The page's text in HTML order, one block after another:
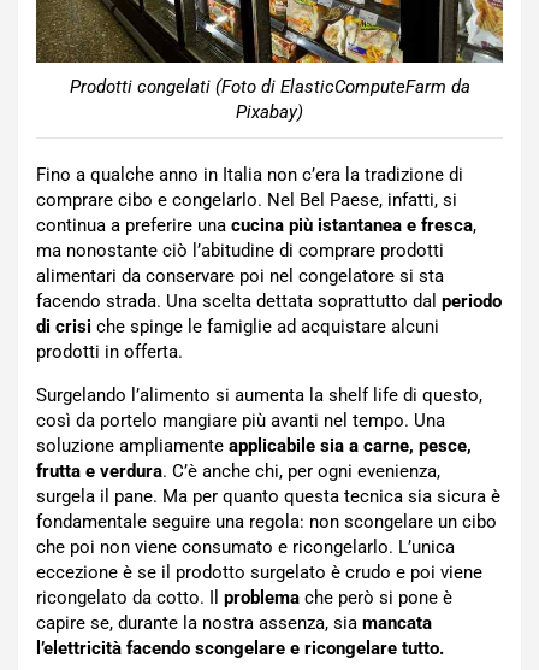
Prodotti congelati (Foto di ElasticComputeFarm da
Pixabay)
Fino a qualche anno in Italia non c’era la tradizione di
comprare cibo e congelarlo. Nel Bel Paese, infatti, si
continua a preferire una cucina più istantanea e fresca,
ma nonostante ciò l’abitudine di comprare prodotti
alimentari da conservare poi nel congelatore si sta
facendo strada. Una scelta dettata soprattutto dal periodo
di crisi che spinge le famiglie ad acquistare alcuni
prodotti in offerta.
Surgelando l’alimento si aumenta la shelf life di questo,
così da portelo mangiare più avanti nel tempo. Una
soluzione ampliamente applicabile sia a carne, pesce,
frutta e verdura. C’è anche chi, per ogni evenienza,
surgela il pane. Ma per quanto questa tecnica sia sicura è
fondamentale seguire una regola: non scongelare un cibo
che poi non viene consumato e ricongelarlo. L’unica
eccezione è se il prodotto surgelato è crudo e poi viene
ricongelato da cotto. Il problema che però si pone è
capire se, durante la nostra assenza, sia mancata
l’elettricità facendo scongelare e ricongelare tutto.